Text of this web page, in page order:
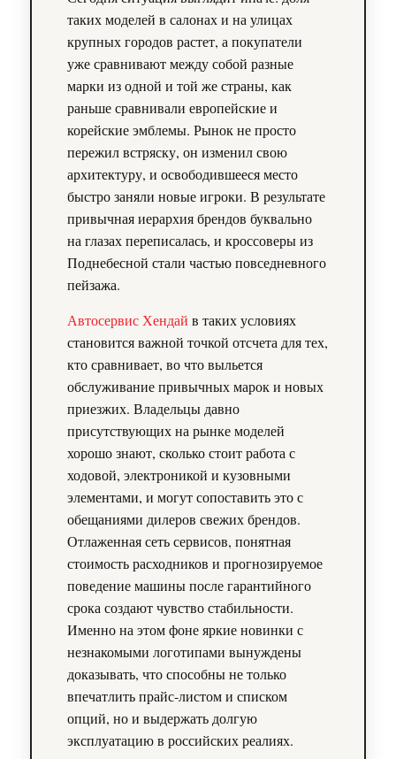
таких моделей в салонах и на улицах
крупных городов растет, а покупатели
уже сравнивают между собой разные
марки из одной и той же страны, как
раньше сравнивали европейские и
корейские эмблемы. Рынок не просто
пережил встряску, он изменил свою
архитектуру, и освободившееся место
быстро заняли новые игроки. В результате
привычная иерархия брендов буквально
на глазах переписалась, и кроссоверы из
Поднебесной стали частью повседневного
пейзажа.
Автосервис Хендай в таких условиях
становится важной точкой отсчета для тех,
кто сравнивает, во что выльется
обслуживание привычных марок и новых
приезжих. Владельцы давно
присутствующих на рынке моделей
хорошо знают, сколько стоит работа с
ходовой, электроникой и кузовными
элементами, и могут сопоставить это с
обещаниями дилеров свежих брендов.
Отлаженная сеть сервисов, понятная
стоимость расходников и прогнозируемое
поведение машины после гарантийного
срока создают чувство стабильности.
Именно на этом фоне яркие новинки с
незнакомыми логотипами вынуждены
доказывать, что способны не только
впечатлить прайс-листом и списком
опций, но и выдержать долгую
эксплуатацию в российских реалиях.